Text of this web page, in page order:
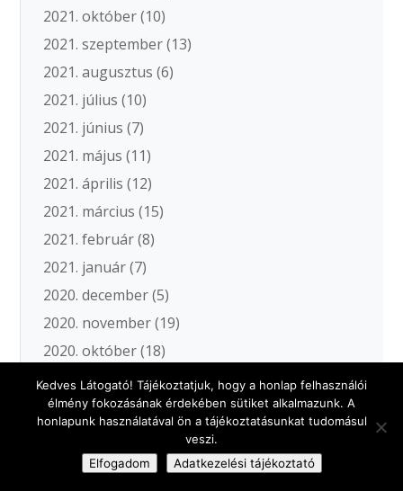
2021. október(10)
2021. szeptember(13)
2021. augusztus (6)
2021. július (10)
2021. június (7)
2021. május (11)
2021. április (12)
2021. március (15)
2021. február(8)
2021. január(7)
2020. december(5)
2020. november(19)
2020. október(18)
2020. szeptember(11)
2020. augusztus(5)
2020. július
2020. június(11)
Kedves Látogató! Tájékoztatjuk, hogy a honlap felhasználói
élmény fokozásának érdekében sütiket alkalmazunk. A
honlapunk használatával ön a tájékoztatásunkat tudomásul
veszi.
Elfogadom
Adatkezelési tájékoztató